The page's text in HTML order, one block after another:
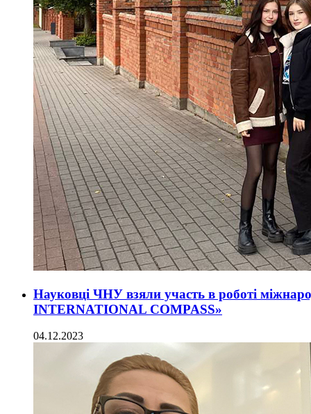
Науковці ЧНУ взяли участь в роботі
INTERNATIONAL COMPASS»
04.12.2023